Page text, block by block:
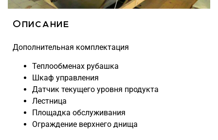
Описание
Дополнительная комплектация
Теплообменах рубашка
Шкаф управления
Датчик текущего уровня продукта
Лестница
Площадка обслуживания
Ограждение верхнего днища